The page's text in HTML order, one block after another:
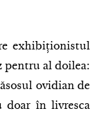
exhibiționistul
al doilea:
ovidian de
doar în livresca